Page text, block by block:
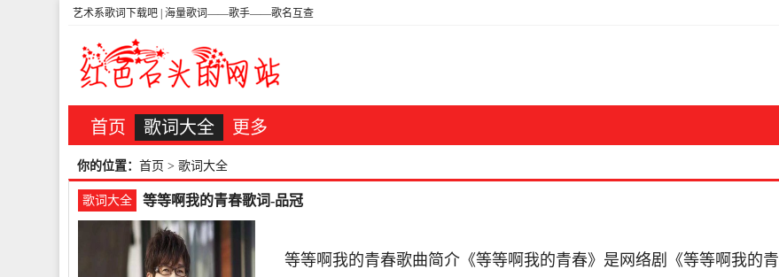
艺术系歌词下载吧 | 海量歌词——歌手——歌名互查
首页 歌词大全 更多
你的位置： 首页 > 歌词大全
歌词大全 等等啊我的青春歌词-品冠
等等啊我的青春歌曲简介《等等啊我的青春》是网络剧《等等啊我的青